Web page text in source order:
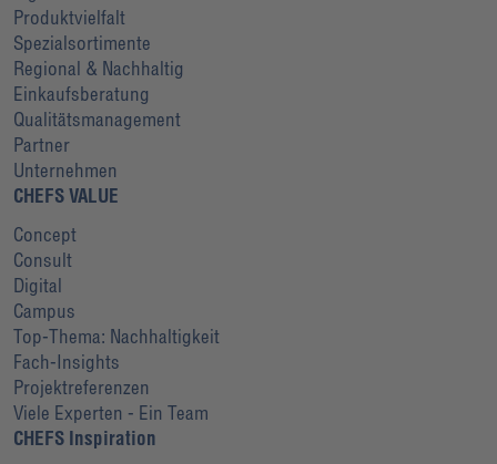
Produktvielfalt
Spezialsortimente
Regional & Nachhaltig
Einkaufsberatung
Qualitätsmanagement
Partner
Unternehmen
CHEFS VALUE
Concept
Consult
Digital
Campus
Top-Thema: Nachhaltigkeit
Fach-Insights
Projektreferenzen
Viele Experten - Ein Team
CHEFS Inspiration